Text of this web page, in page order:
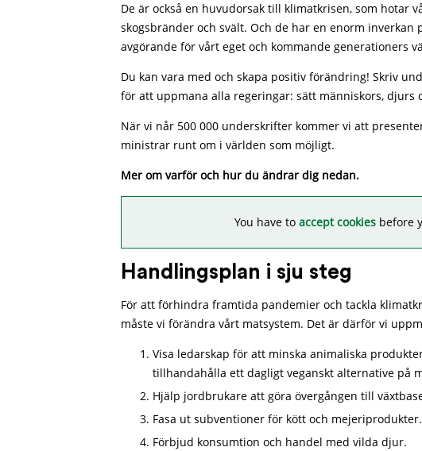
De är också en huvudorsak till klimatkrisen, som hotar
skogsbränder och svält. Och de har en enorm
avgörande för vårt eget och kommande generationers
Du kan vara med och skapa positiv förändring! Skriv
för att uppmana alla regeringar: sätt människors, djurs
När vi når 500 000 underskrifter kommer vi att
ministrar runt om i världen som möjligt.
Mer om varför och hur du ändrar dig nedan.
You have to accept cookiesbefore
Handlingsplan i sju steg
För att förhindra framtida pandemier och tackla
måste vi förändra vårt matsystem. Det är därför vi
Visa ledarskap för att minska animaliska
tillhandahålla ett dagligt veganskt alternative på
Hjälp jordbrukare att göra övergången till
Fasa ut subventioner för kött och mejeriprodukter.
Förbjud konsumtion och handel med vilda djur.